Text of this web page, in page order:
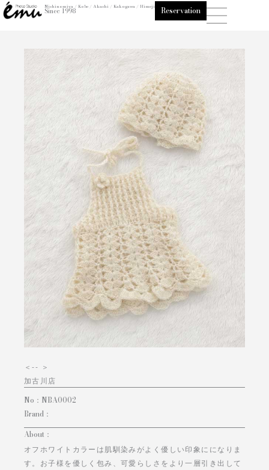
内
容
Nishinomiya / Kobe / Akashi / Kakogawa / Himeji
Since 1998 Reservation
＜-- ＞
加古川店
No： NBA0002
Brand：
About：
オフホワイトカラーは肌馴染みがよく優しい印象にになりま
す。お子様を優しく包み、可愛らしさをより一層引き出して